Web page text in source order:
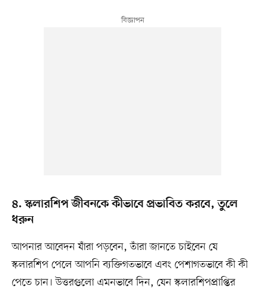
৪. স্কলারশিপ জীবনকে কীভাবে প্রভাবিত করবে, তুলে
ধরুন
আপনার আবেদন যাঁরা পড়বেন, তাঁরা জানতে চাইবেন যে
স্কলারশিপ পেলে আপনি ব্যক্তিগতভাবে এবং পেশাগতভাবে কী কী
পেতে চান। উত্তরগুলো এমনভাবে দিন, যেন স্কলারশিপপ্রাপ্তির